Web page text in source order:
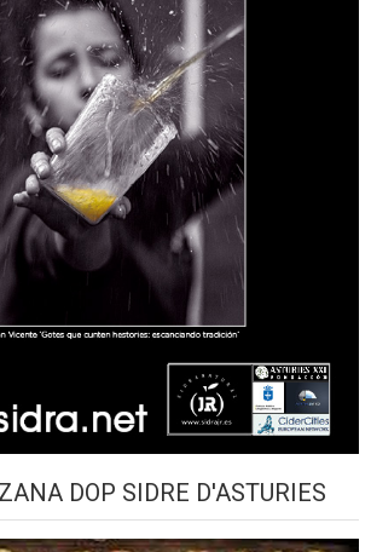
DOP SIDRE D'ASTURIES